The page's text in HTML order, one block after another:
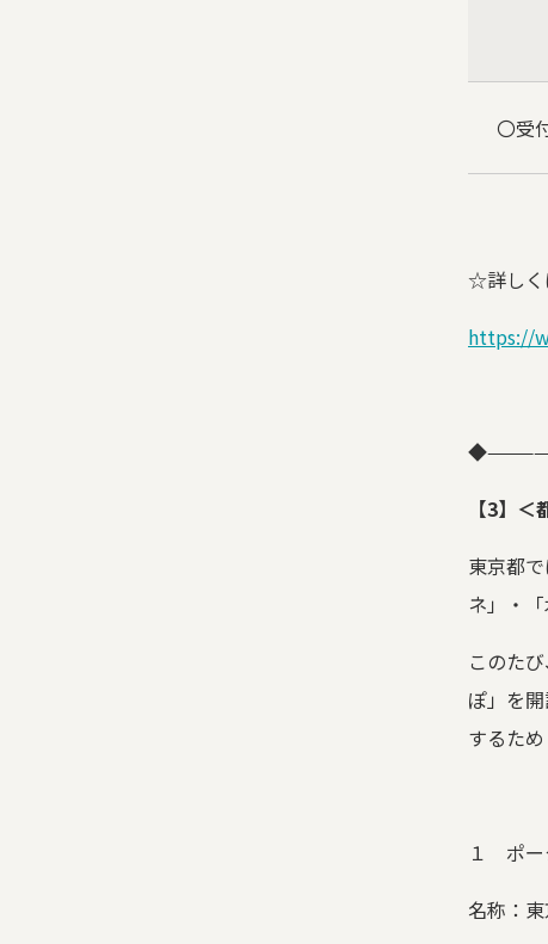
〇受
☆詳しく
https://
◆
【3】＜
東京都で
ネ」・
このた
ぽ」を
するた
１ ポー
名称：